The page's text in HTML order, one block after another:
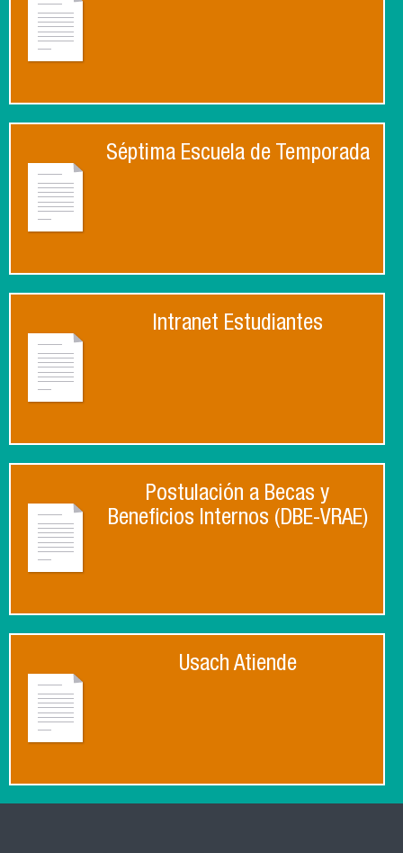
Séptima Escuela de Temporada
Intranet Estudiantes
Postulación a Becas y
Beneficios Internos (DBE-VRAE)
Usach Atiende